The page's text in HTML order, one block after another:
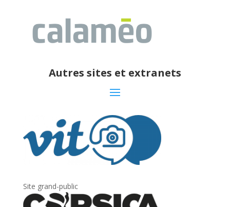
Autres sites et extranets
Site grand-public